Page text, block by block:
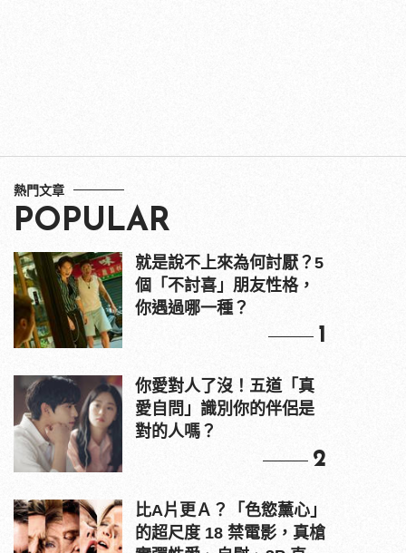
熱門文章
POPULAR
就是說不上來為何討厭？5
個「不討喜」朋友性格，
你遇過哪一種？
1
你愛對人了沒！五道「真
愛自問」識別你的伴侶是
對的人嗎？
2
比A片更Ａ？「色慾薰心」
的超尺度 18 禁電影，真槍